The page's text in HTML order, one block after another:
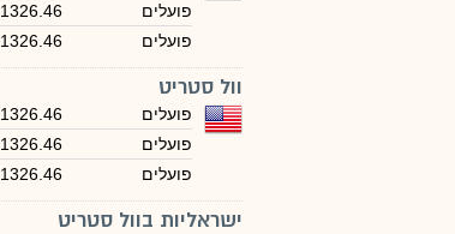
פועלים
1326.46
פועלים
1326.46
וול סטריט
פועלים 1326.46
פועלים
1326.46
פועלים
1326.46
ישראליות בוול סטריט